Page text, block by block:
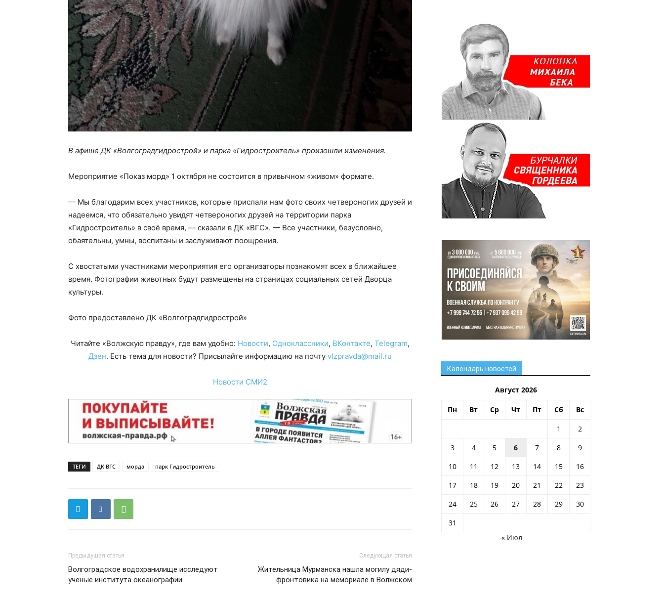
В афише ДК «Волгоградгидрострой» и парка «Гидростроитель» произошли изменения.
Мероприятие «Показ морд» 1 октября не состоится в привычном «живом» формате.
— Мы благодарим всех участников, которые прислали нам фото своих четвероногих друзей и
надеемся, что обязательно увидят четвероногих друзей на территории парка
«Гидростроитель» в своё время, — сказали в ДК «ВГС». — Все участники, безусловно,
обаятельны, умны, воспитаны и заслуживают поощрения.
С хвостатыми участниками мероприятия его организаторы познакомят всех в ближайшее
время. Фотографии животных будут размещены на страницах социальных сетей Дворца
культуры.
Фото предоставлено ДК «Волгоградгидрострой»
Читайте «Волжскую правду», где вам удобно: Новости, Одноклассники, ВКонтакте, Telegram,
Дзен. Есть тема для новости? Присылайте информацию на почту vlzpravda@mail.ru
Новости СМИ2
ТЕГИ ДК ВГС морда парк Гидростроитель
Предыдущая статья
Волгоградское водохранилище исследуют
ученые института океанографии
Следующая статья
Жительница Мурманска нашла могилу дяди-
фронтовика на мемориале в Волжском
Календарь новостей
Август 2026
Пн Вт Ср Чт Пт Сб Вс
1
2
3
4 5 6 7 8
9
10
11 12 13 14 15
16
17
18 19 20 21 22
23
24
25 26 27 28 29
30
31
« Июл